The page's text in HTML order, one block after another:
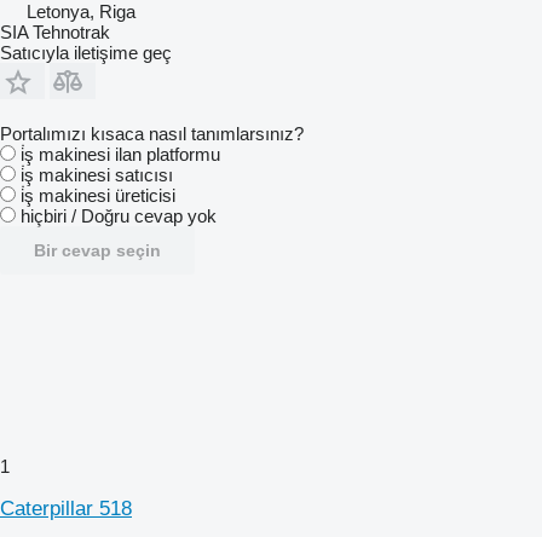
Letonya, Riga
SIA Tehnotrak
Satıcıyla iletişime geç
Portalımızı kısaca nasıl tanımlarsınız?
i̇ş makinesi ilan platformu
i̇ş makinesi satıcısı
i̇ş makinesi üreticisi
hiçbiri / Doğru cevap yok
Bir cevap seçin
1
Caterpillar 518